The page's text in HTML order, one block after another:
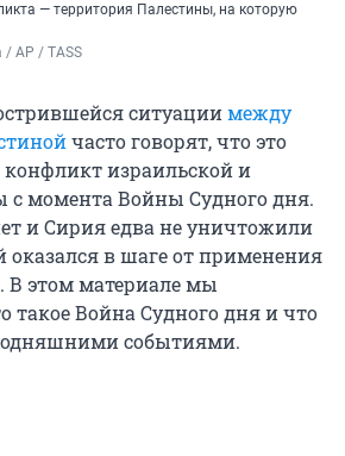
— территория Палестины, на которую
/ AP / TASS
ситуациимежду
часто говорят, что это
израильской и
с момента Войны Судного дня.
и Сирия едва не уничтожили
оказался в шаге от применения
В этом материале мы
такое Война Судного дня и что
событиями.